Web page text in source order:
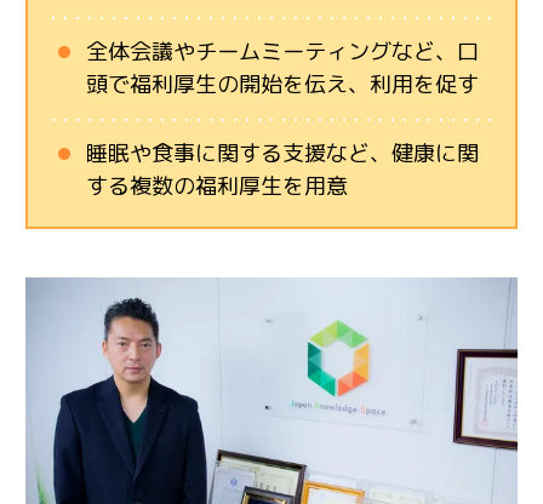
全体会議やチームミーティングなど、口
頭で福利厚生の開始を伝え、利用を促す
睡眠や食事に関する支援など、健康に関
する複数の福利厚生を用意